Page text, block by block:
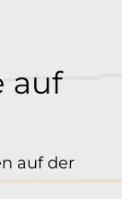
auf
auf der